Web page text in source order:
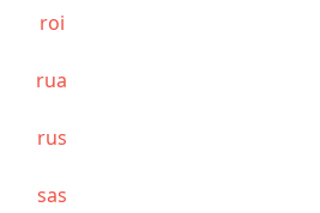
roi
rua
rus
sas